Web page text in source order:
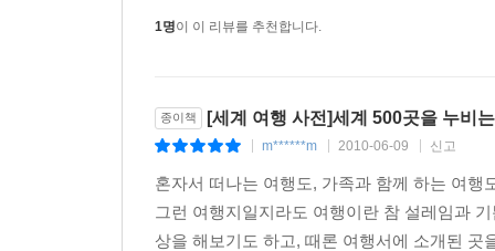
1명이 이 리뷰를 추천합니다.
종이책 [세계 여행 사전]세계 500곳을 누비
m******m 2010-06-09 신고
혼자서 떠나는 여행도, 가족과 함께 하는 여
그런 여행지일지라도 여행이란 참 설레임과
상을 해보기도 하고, 때론 여행서에 소개된